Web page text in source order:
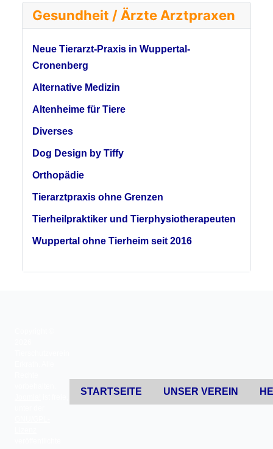
Gesundheit / Ärzte Arztpraxen
Neue Tierarzt-Praxis in Wuppertal-
Cronenberg
Alternative Medizin
Altenheime für Tiere
Diverses
Dog Design by Tiffy
Orthopädie
Tierarztpraxis ohne Grenzen
Tierheilpraktiker und Tierphysiotherapeuten
Wuppertal ohne Tierheim seit 2016
STARTSEITE UNSER VEREIN